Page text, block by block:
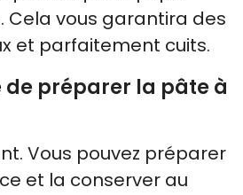
Cela vous garantira des
et parfaitement cuits.
de préparer la pâte à
Vous pouvez préparer
et la conserver au